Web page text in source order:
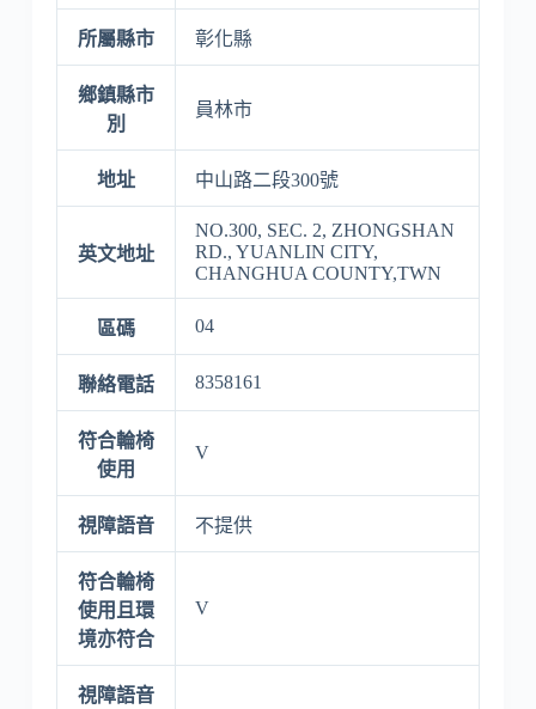
所屬縣市 彰化縣
鄉鎮縣市
別
員林市
地址 中山路二段300號
英文地址
NO.300, SEC. 2, ZHONGSHAN
RD., YUANLIN CITY,
CHANGHUA COUNTY,TWN
區碼 04
聯絡電話 8358161
符合輪椅
使用
V
視障語音 不提供
符合輪椅
使用且環
境亦符合
V
視障語音